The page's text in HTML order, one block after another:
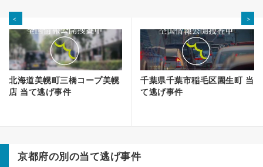
＜
北海道美幌町三橋コープ美幌
店 当て逃げ事件
＞
千葉県千葉市稲毛区園生町 当
て逃げ事件
京都府の別の当て逃げ事件